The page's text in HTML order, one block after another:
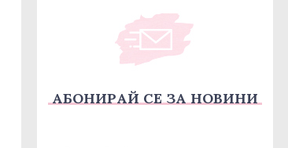
АБОНИРАЙ СЕ ЗА НОВИНИ